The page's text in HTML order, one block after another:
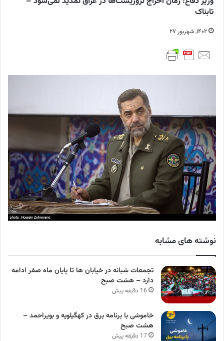
تابناک
۱۴۰۲, شهریور ۲۷
نوشته های مشابه
تجمعات شبانه در خیابان ها تا پایان ماه صفر ادامه
دارد – هشت صبح
16 دقیقه پیش
خاموشی با برنامه برق در کهگیلویه و بویراحمد –
هشت صبح
17 دقیقه پیش